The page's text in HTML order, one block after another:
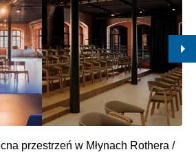
przestrzeń w Młynach Rothera /